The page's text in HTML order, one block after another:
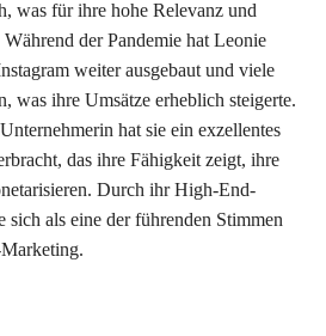
was für ihre hohe Relevanz und
der Pandemie hat Leonie
weiter ausgebaut und viele
was ihre Umsätze erheblich steigerte.
hat sie ein exzellentes
das ihre Fähigkeit zeigt, ihre
Durch ihr High-End-
als eine der führenden Stimmen